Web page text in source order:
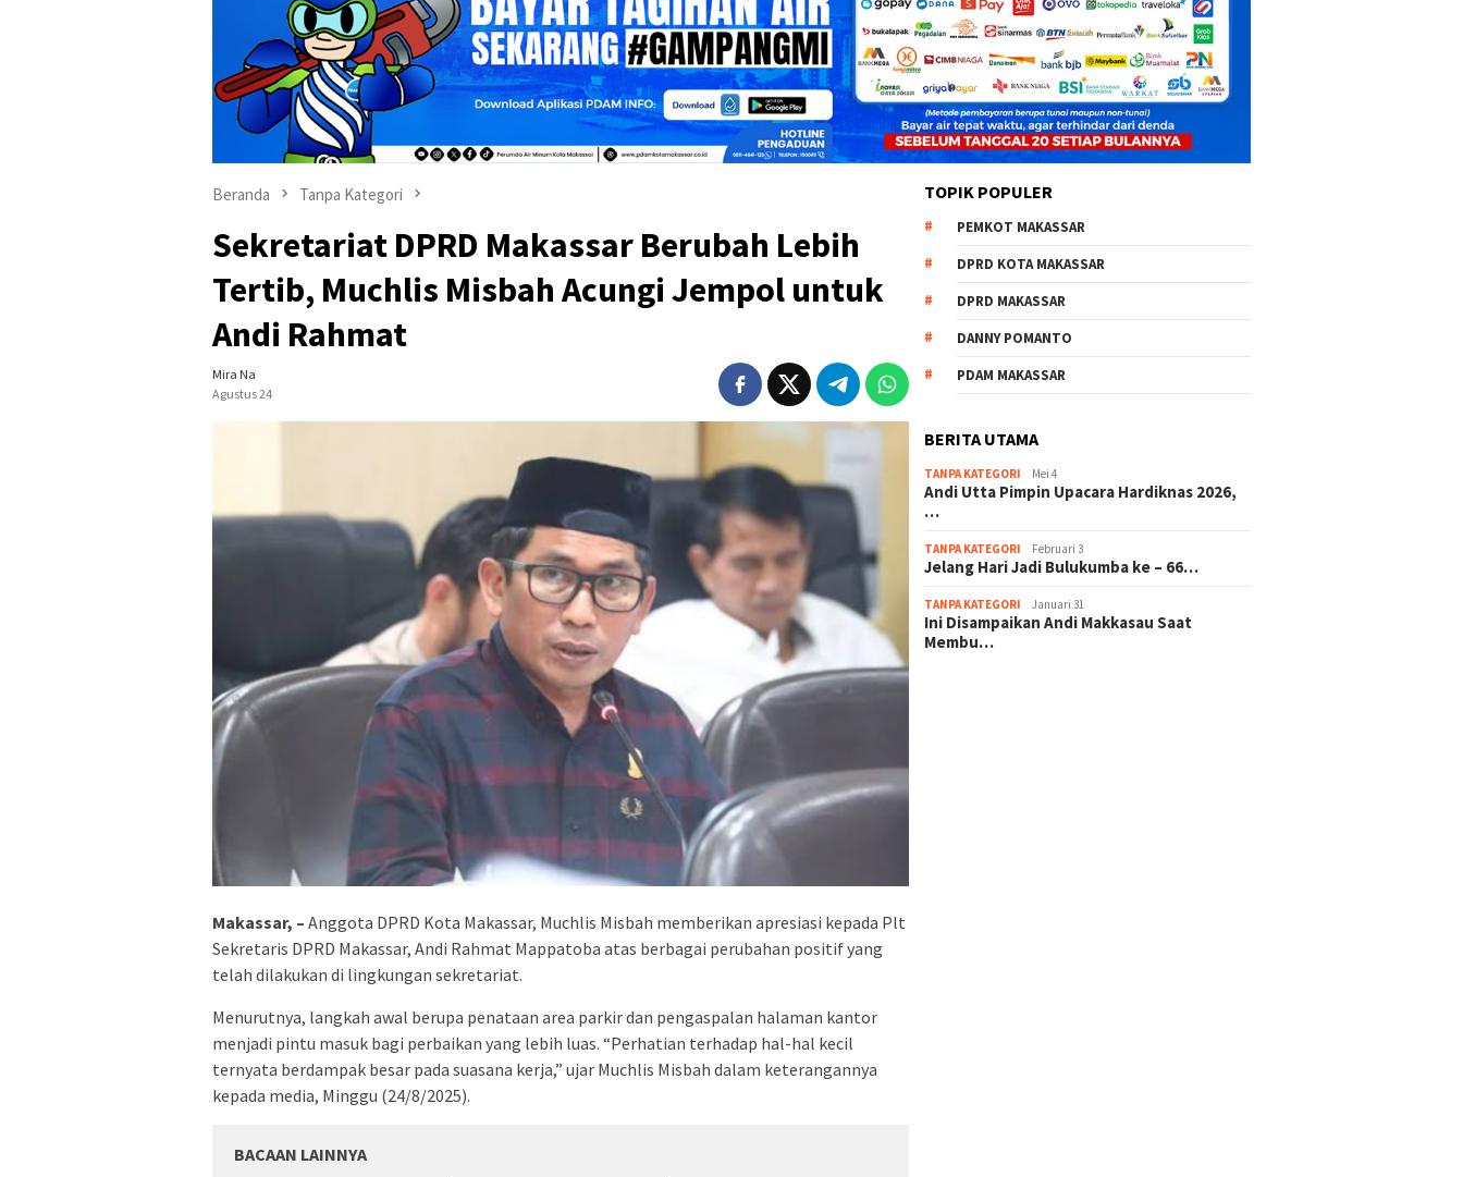
Beranda Tanpa Kategori
Sekretariat DPRD Makassar Berubah Lebih
Tertib, Muchlis Misbah Acungi Jempol untuk
Andi Rahmat
Mira Na
Agustus 24
Makassar, – Anggota DPRD Kota Makassar, Muchlis Misbah memberikan apresiasi kepada Plt
Sekretaris DPRD Makassar, Andi Rahmat Mappatoba atas berbagai perubahan positif yang
telah dilakukan di lingkungan sekretariat.
Menurutnya, langkah awal berupa penataan area parkir dan pengaspalan halaman kantor
menjadi pintu masuk bagi perbaikan yang lebih luas. “Perhatian terhadap hal-hal kecil
ternyata berdampak besar pada suasana kerja,” ujar Muchlis Misbah dalam keterangannya
kepada media, Minggu (24/8/2025).
BACAAN LAINNYA
TOPIK POPULER
PEMKOT MAKASSAR
DPRD KOTA MAKASSAR
DPRD MAKASSAR
DANNY POMANTO
PDAM MAKASSAR
BERITA UTAMA
TANPA KATEGORI Mei 4
Andi Utta Pimpin Upacara Hardiknas 2026,
…
TANPA KATEGORI Februari 3
Jelang Hari Jadi Bulukumba ke – 66…
TANPA KATEGORI Januari 31
Ini Disampaikan Andi Makkasau Saat
Membu…